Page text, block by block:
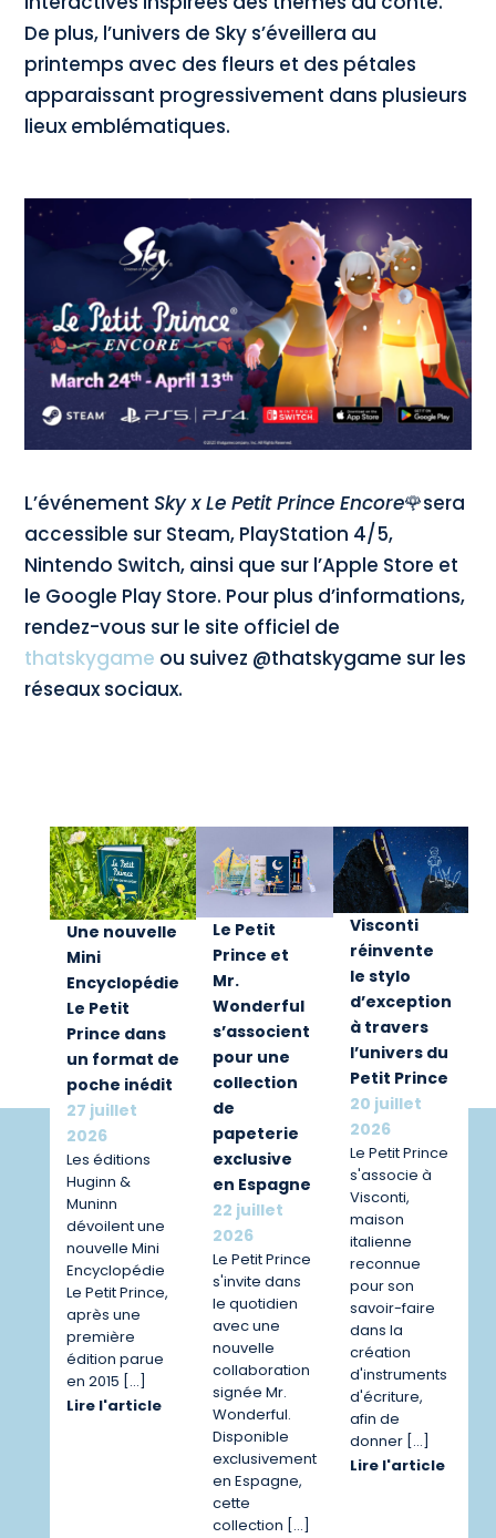
De plus, l’univers de Sky s’éveillera au
printemps avec des fleurs et des pétales
apparaissant progressivement dans plusieurs
lieux emblématiques.
L’événement Sky x Le Petit Prince Encore🌹sera
accessible sur Steam, PlayStation 4/5,
Nintendo Switch, ainsi que sur l’Apple Store et
le Google Play Store. Pour plus d’informations,
rendez-vous sur le site officiel de
thatskygame ou suivez @thatskygame sur les
réseaux sociaux.
Une nouvelle
Mini
Encyclopédie
Le Petit
Prince dans
un format de
poche inédit
27 juillet
2026
Les éditions
Huginn &
Muninn
dévoilent une
nouvelle Mini
Encyclopédie
Le Petit Prince,
après une
première
édition parue
en 2015 […]
Lire l'article
Le Petit
Prince et
Mr.
Wonderful
s’associent
pour une
collection
de
papeterie
exclusive
en Espagne
22 juillet
2026
Le Petit Prince
s'invite dans
le quotidien
avec une
nouvelle
collaboration
signée Mr.
Wonderful.
Disponible
exclusivement
en Espagne,
cette
collection […]
Visconti
réinvente
le stylo
d’exception
à travers
l’univers du
Petit Prince
20 juillet
2026
Le Petit Prince
s'associe à
Visconti,
maison
italienne
reconnue
pour son
savoir-faire
dans la
création
d'instruments
d'écriture,
afin de
donner […]
Lire l'article